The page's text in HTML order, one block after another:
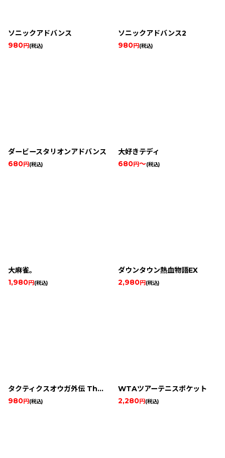
ソニックアドバンス
980円 (税込)
ソニックアドバンス2
980円 (税込)
ダービースタリオンアドバンス
680円 (税込)
大好きテディ
680円～(税込)
大麻雀。
1,980円 (税込)
ダウンタウン熱血物語EX
2,980円 (税込)
タクティクスオウガ外伝 The Knight of Lodis
980円 (税込)
WTAツアーテニスポケット
2,280円 (税込)